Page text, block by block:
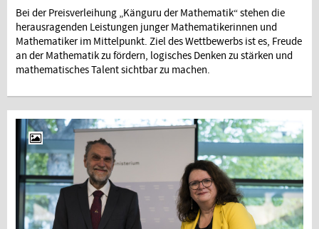
Bei der Preisverleihung „Känguru der Mathematik“ stehen die
herausragenden Leistungen junger Mathematikerinnen und
Mathematiker im Mittelpunkt. Ziel des Wettbewerbs ist es, Freude
an der Mathematik zu fördern, logisches Denken zu stärken und
mathematisches Talent sichtbar zu machen.